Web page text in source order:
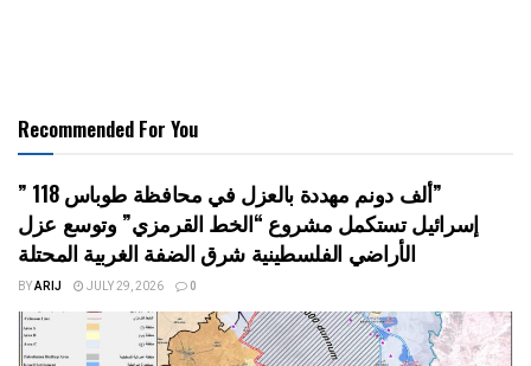
Recommended For You
” 118 ألف دونم مهددة بالعزل في محافظة طوباس”
إسرائيل تستكمل مشروع “الخط القرمزي” وتوسع عزل
الأراضي الفلسطينية شرق الضفة الغربية المحتلة
BYARIJ JULY 29, 2026 0